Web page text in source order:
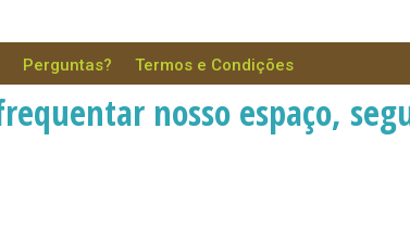
Perguntas? Termos e Condições
nosso espaço,